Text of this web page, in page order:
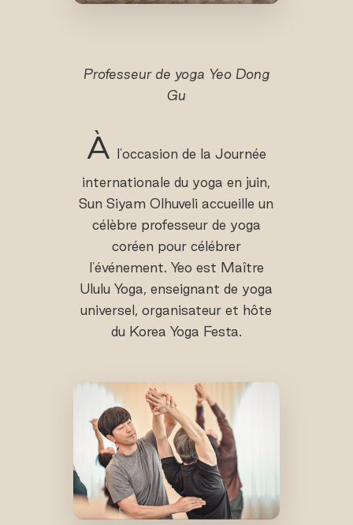
Professeur de yoga Yeo Dong
Gu
À
l'occasion de la Journée
internationale du yoga en juin,
Sun Siyam Olhuveli accueille un
célèbre professeur de yoga
coréen pour célébrer
l'événement. Yeo est Maître
Ululu Yoga, enseignant de yoga
universel, organisateur et hôte
du Korea Yoga Festa.